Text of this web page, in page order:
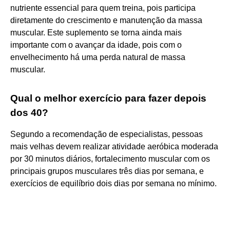
nutriente essencial para quem treina, pois participa
diretamente do crescimento e manutenção da massa
muscular. Este suplemento se torna ainda mais
importante com o avançar da idade, pois com o
envelhecimento há uma perda natural de massa
muscular.
Qual o melhor exercício para fazer depois
dos 40?
Segundo a recomendação de especialistas, pessoas
mais velhas devem realizar atividade aeróbica moderada
por 30 minutos diários, fortalecimento muscular com os
principais grupos musculares três dias por semana, e
exercícios de equilíbrio dois dias por semana no mínimo.